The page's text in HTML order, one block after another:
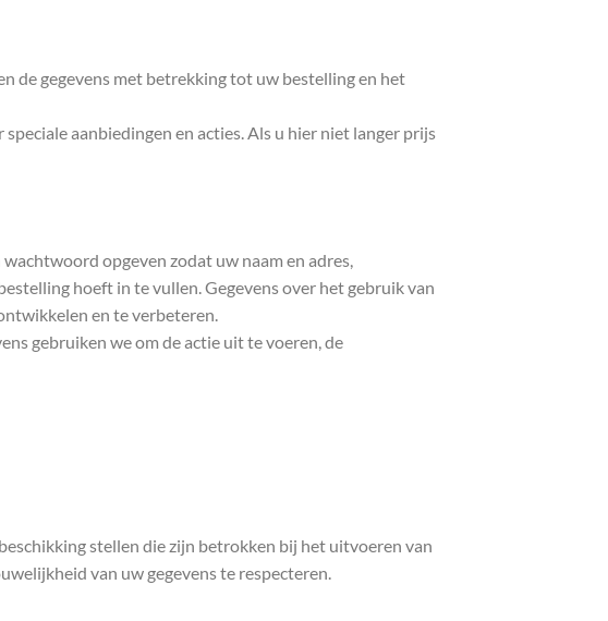
de gegevens met betrekking tot uw bestelling en het
aanbiedingen en acties. Als u hier niet langer prijs
opgeven zodat uw naam en adres,
hoeft in te vullen. Gegevens over het gebruik van
en te verbeteren.
gebruiken we om de actie uit te voeren, de
stellen die zijn betrokken bij het uitvoeren van
van uw gegevens te respecteren.